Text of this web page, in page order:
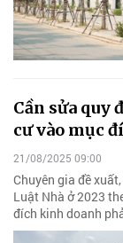
Cần sửa quy
cư vào mục
21/08/2025 09:00
Chuyên gia đề
Luật Nhà ở 2023
đích kinh doanh